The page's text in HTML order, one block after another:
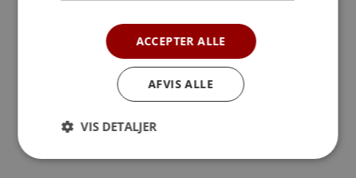
ACCEPTER ALLE
AFVIS ALLE
VIS DETALJER